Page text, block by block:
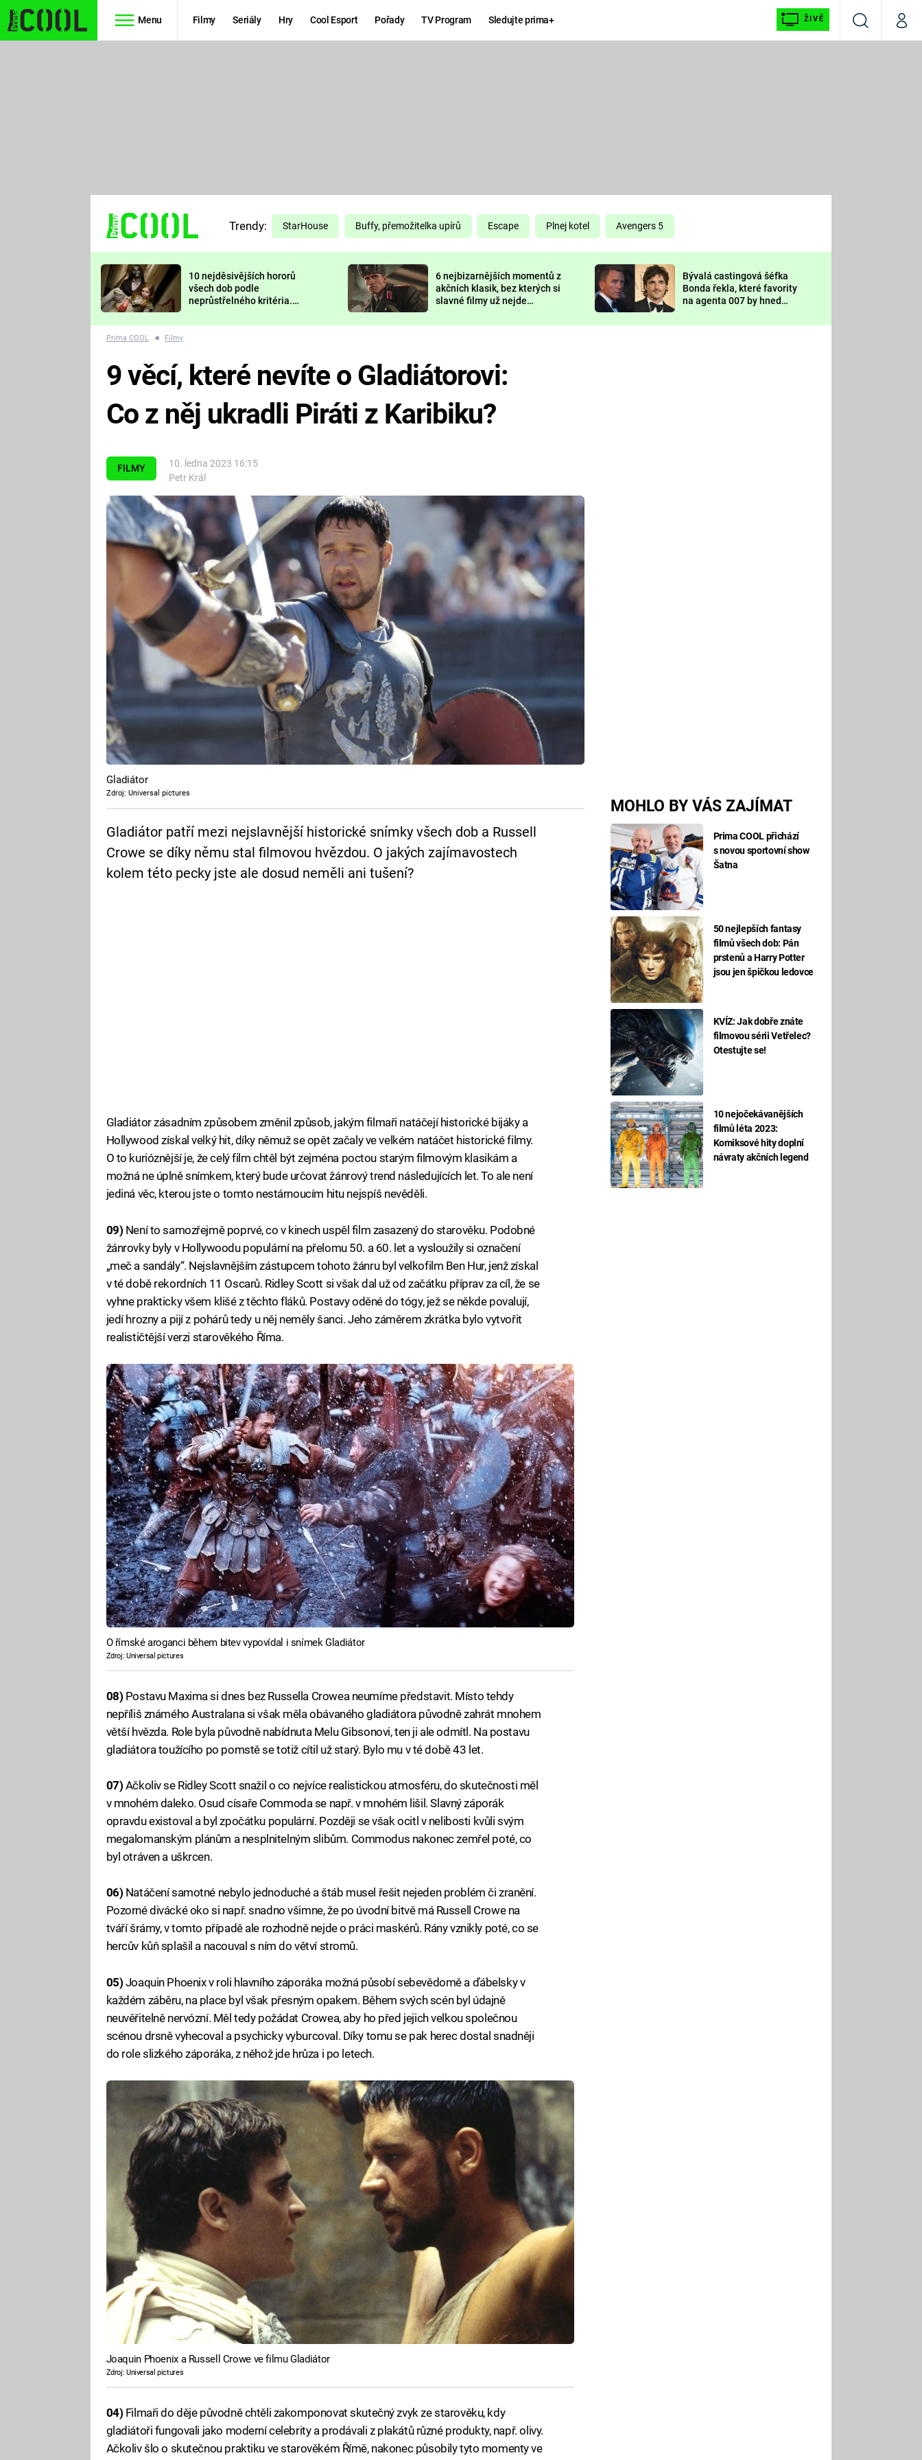
Menu Filmy Seriály Hry Cool Esport Pořady TV Program Sledujte prima+ ŽIVĚ
VyhledáváníMůj
TŘESKU
FUTURAMA
PREDÁTOR
DELIVERANCE
KOMEDIE
CHUCK
NORRIS
DEADPOOL
Prima LAJK
Sledujte nás
Trendy: StarHouse Buffy, přemožitelka upírů Escape Plnej kotel Avengers 5
10 nejděsivějších hororů
všech dob podle
neprůstřelného kritéria.
nejvíc zvednou tep?
6 nejbizarnějších momentů z
akčních klasik, bez kterých si
slavné filmy už nejde
Bývalá castingová šéfka
Bonda řekla, které favority
na agenta 007 by hned
Prima COOL ■ Filmy
FILMY
10. ledna 2023 16:15
Petr Král
MOHLO BY VÁS ZAJÍMAT
Prima COOL přichází
s novou sportovní show
Šatna
50 nejlepších fantasy
filmů všech dob: Pán
prstenů a Harry Potter
jsou jen špičkou ledovce
KVÍZ: Jak dobře znáte
filmovou sérii Vetřelec?
Otestujte se!
10 nejočekávanějších
filmů léta 2023:
Komiksové hity doplní
návraty akčních legend
9 věcí, které nevíte o Gladiátorovi:
Co z něj ukradli Piráti z Karibiku?
Gladiátor
Zdroj: Universal pictures
Gladiátor patří mezi nejslavnější historické snímky všech dob a Russell
Crowe se díky němu stal filmovou hvězdou. O jakých zajímavostech
kolem této pecky jste ale dosud neměli ani tušení?
Gladiátor zásadním způsobem změnil způsob, jakým filmaři natáčejí historické bijáky a
Hollywood získal velký hit, díky němuž se opět začaly ve velkém natáčet historické filmy.
O to kurióznější je, že celý film chtěl být zejména poctou starým filmovým klasikám a
možná ne úplně snímkem, který bude určovat žánrový trend následujících let. To ale není
jediná věc, kterou jste o tomto nestárnoucím hitu nejspíš nevěděli.
09) Není to samozřejmě poprvé, co v kinech uspěl film zasazený do starověku. Podobné
žánrovky byly v Hollywoodu populární na přelomu 50. a 60. let a vysloužily si označení
„meč a sandály“. Nejslavnějším zástupcem tohoto žánru byl velkofilm Ben Hur, jenž získal
v té době rekordních 11 Oscarů. Ridley Scott si však dal už od začátku příprav za cíl, že se
vyhne prakticky všem klišé z těchto fláků. Postavy oděné do tógy, jež se někde povalují,
jedí hrozny a pijí z pohárů tedy u něj neměly šanci. Jeho záměrem zkrátka bylo vytvořit
realističtější verzi starověkého Říma.
O římské aroganci během bitev vypovídal i snímek Gladiátor
Zdroj: Universal pictures
08) Postavu Maxima si dnes bez Russella Crowea neumíme představit. Místo tehdy
nepříliš známého Australana si však měla obávaného gladiátora původně zahrát mnohem
větší hvězda. Role byla původně nabídnuta Melu Gibsonovi, ten ji ale odmítl. Na postavu
gladiátora toužícího po pomstě se totiž cítil už starý. Bylo mu v té době 43 let.
07) Ačkoliv se Ridley Scott snažil o co nejvíce realistickou atmosféru, do skutečnosti měl
v mnohém daleko. Osud císaře Commoda se např. v mnohém lišil. Slavný záporák
opravdu existoval a byl zpočátku populární. Později se však ocitl v nelibosti kvůli svým
megalomanským plánům a nesplnitelným slibům. Commodus nakonec zemřel poté, co
byl otráven a uškrcen.
06) Natáčení samotné nebylo jednoduché a štáb musel řešit nejeden problém či zranění.
Pozorné divácké oko si např. snadno všimne, že po úvodní bitvě má Russell Crowe na
tváří šrámy, v tomto případě ale rozhodně nejde o práci maskérů. Rány vznikly poté, co se
hercův kůň splašil a nacouval s ním do větví stromů.
05) Joaquin Phoenix v roli hlavního záporáka možná působí sebevědomě a ďábelsky v
každém záběru, na place byl však přesným opakem. Během svých scén byl údajně
neuvěřitelně nervózní. Měl tedy požádat Crowea, aby ho před jejich velkou společnou
scénou drsně vyhecoval a psychicky vyburcoval. Díky tomu se pak herec dostal snadněji
do role slizkého záporáka, z něhož jde hrůza i po letech.
Joaquin Phoenix a Russell Crowe ve filmu Gladiátor
Zdroj: Universal pictures
04) Filmaři do děje původně chtěli zakomponovat skutečný zvyk ze starověku, kdy
gladiátoři fungovali jako moderní celebrity a prodávali z plakátů různé produkty, např. olivy.
Ačkoliv šlo o skutečnou praktiku ve starověkém Římě, nakonec působily tyto momenty ve